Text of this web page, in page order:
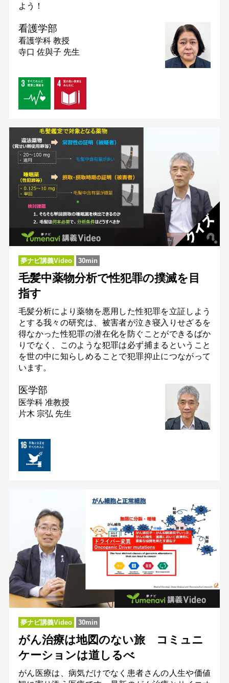
よう！
看護学部
看護学科 教授
寺口 佐與子 先生
夢ナビ講義Video 30min
毛髪中薬物分析で性犯罪の撲滅を目
指す
毛髪分析により薬物を悪用した性犯罪を立証しよう
とする我々の研究は、被害者が泣き寝入りせざるを
得なかった性犯罪の潜在化を防ぐことができるばか
りでなく、このような犯罪は必ず捕まるということ
を世の中に知らしめることで犯罪抑止につながって
います。
医学部
医学科 准教授
片木 宗弘 先生
夢ナビ講義Video 30min
がん治療は地図のない旅 コミュニ
ケーションは道しるべ
がん医療は、病気だけでなく患者さんの人生や価値